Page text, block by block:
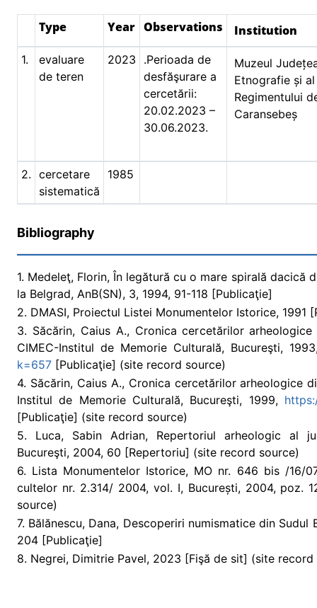
Type Year Observations Institution
1.
evaluare
de teren
2023
.Perioada de
desfăşurare a
cercetării:
20.02.2023 –
30.06.2023.
Muzeul
Etnografie și al
Regimentului
Caransebeș
2. cercetare
sistematică
1985
Bibliography
1. Medeleţ, Florin, În legătură cu o mare spirală dacică
la Belgrad, AnB(SN), 3, 1994, 91-118 [Publicaţie]
2. DMASI, Proiectul Listei Monumentelor Istorice,
3. Săcărin, Caius A., Cronica cercetărilor
CIMEC-Institul de Memorie Culturală, Bucureşti,
k=657 [Publicaţie] (site record source)
4. Săcărin, Caius A., Cronica cercetărilor arheologice
Institul de Memorie Culturală, Bucureşti, 1999,
[Publicaţie] (site record source)
5. Luca, Sabin Adrian, Repertoriul arheologic al
Bucureşti, 2004, 60 [Repertoriu] (site record source)
6. Lista Monumentelor Istorice, MO nr. 646 bis /16/
cultelor nr. 2.314/ 2004, vol. I, București, 2004, poz.
source)
7. Bălănescu, Dana, Descoperiri numismatice din Sudul
204 [Publicaţie]
8. Negrei, Dimitrie Pavel, 2023 [Fişă de sit] (site record